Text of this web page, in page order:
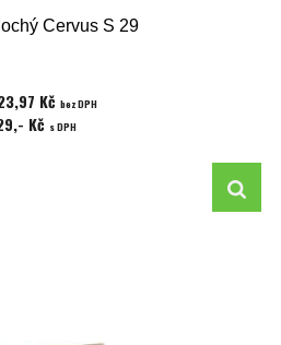
Cervus S 29
Kč bez DPH
Kč s DPH